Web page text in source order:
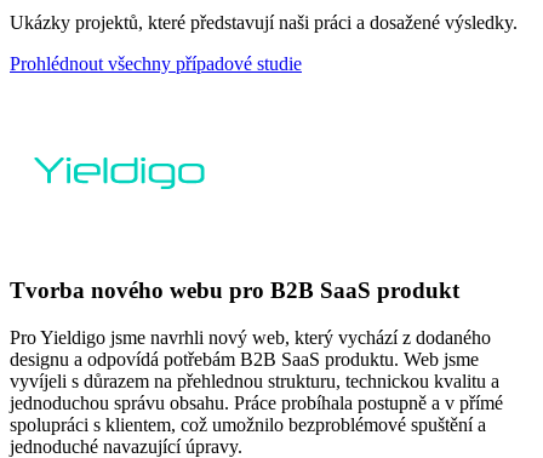
Ukázky projektů, které představují naši práci a dosažené výsledky.
Prohlédnout všechny případové studie
Tvorba nového webu pro B2B SaaS produkt
Pro Yieldigo jsme navrhli nový web, který vychází z dodaného
designu a odpovídá potřebám B2B SaaS produktu. Web jsme
vyvíjeli s důrazem na přehlednou strukturu, technickou kvalitu a
jednoduchou správu obsahu. Práce probíhala postupně a v přímé
spolupráci s klientem, což umožnilo bezproblémové spuštění a
jednoduché navazující úpravy.